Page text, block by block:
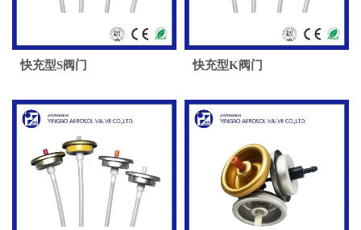
快充型S阀门 快充型K阀门